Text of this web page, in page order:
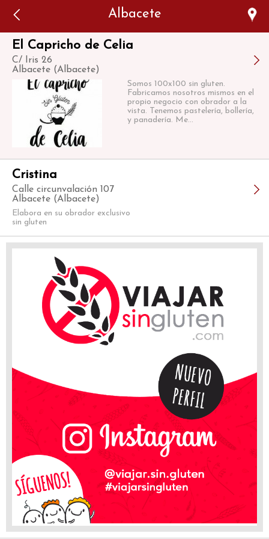
Albacete
El Capricho de Celia
C/ Iris 26
Albacete (Albacete)
Somos 100x100 sin gluten.
Fabricamos nosotros mismos en el
propio negocio con obrador a la
vista. Tenemos pastelería, bollerí­a,
y panaderí­a. Me...
Cristina
Calle circunvalación 107
Albacete (Albacete)
Elabora en su obrador exclusivo
sin gluten
Error: The domain WWW.VIAJARSINGLUTEN.COM is not
authorized to show the cookie declaration for domain group
ID 546ddaab-b478-4440-aa8a-3b0205284212. Please add it to
the domain group in the Cookiebot Manager to authorize
the domain.